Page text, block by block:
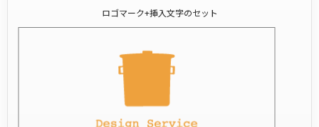
ロゴマーク+挿入文字のセット